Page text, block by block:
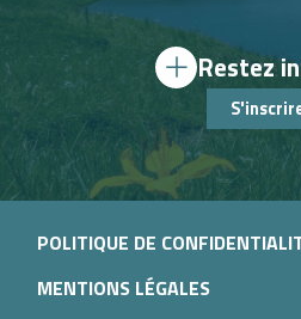
Restez
POLITIQUE DE
MENTIONS LÉGALES